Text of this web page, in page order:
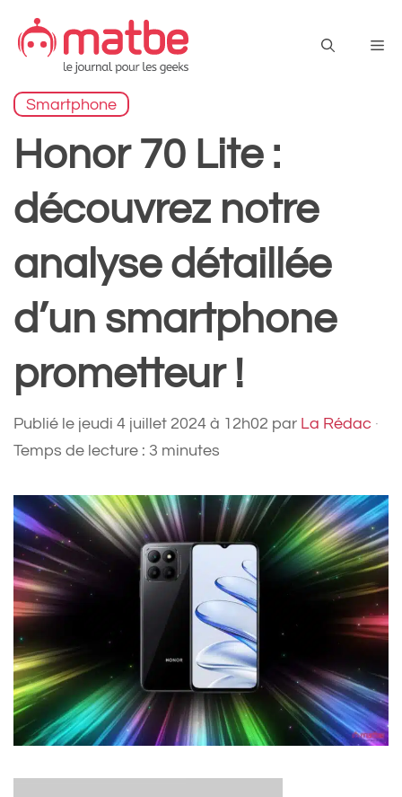
contenu
Smartphone
Honor 70 Lite :
découvrez notre
analyse détaillée
d’un smartphone
prometteur !
Publié le jeudi 4 juillet 2024 à 12h02 par La Rédac ·
Temps de lecture : 3 minutes